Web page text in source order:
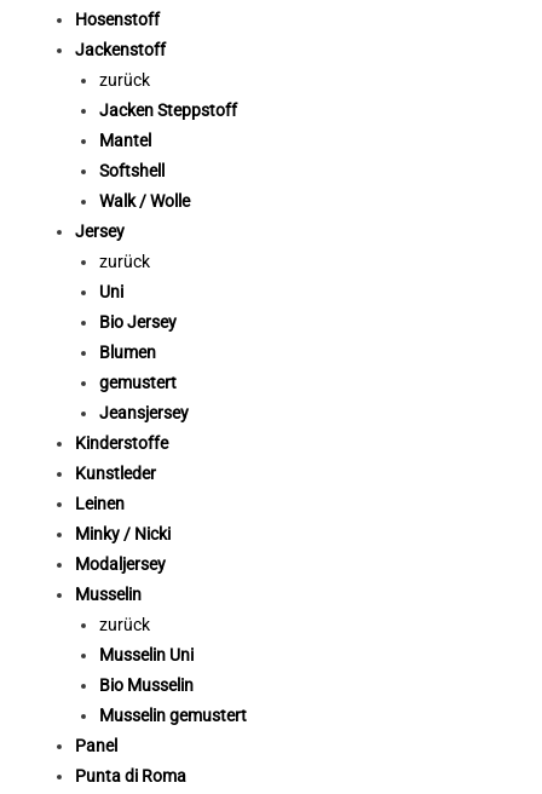
Hosenstoff
Jackenstoff
zurück
Jacken Steppstoff
Mantel
Softshell
Walk / Wolle
Jersey
zurück
Uni
Bio Jersey
Blumen
gemustert
Jeansjersey
Kinderstoffe
Kunstleder
Leinen
Minky / Nicki
Modaljersey
Musselin
zurück
Musselin Uni
Bio Musselin
Musselin gemustert
Panel
Punta di Roma